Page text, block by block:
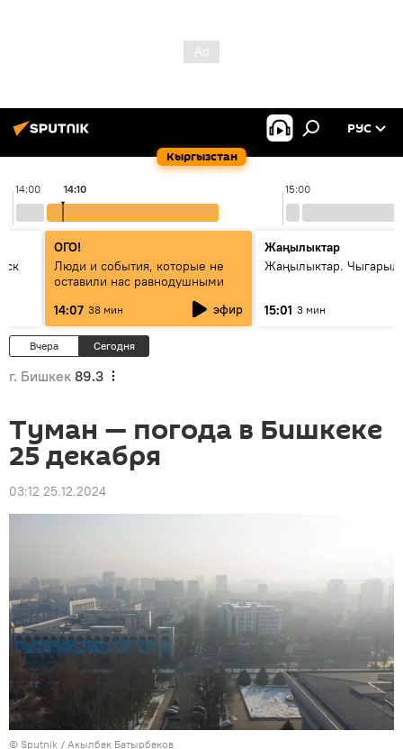
Кыргызстан
РУС
14:00 15:00
14:10
ОГО!
Люди и события, которые не
оставили нас равнодушными
14:07 38 мин эфир
Жаңылыктар
Жаңылыктар.
15:01 3 мин
Вчера Сегодня
г. Бишкек 89.3
Туман — погода в Бишкеке
25 декабря
03:12 25.12.2024
© Sputnik / Акылбек Батырбеков